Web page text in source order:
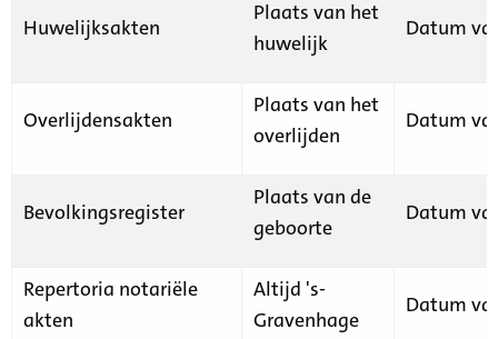
Huwelijksakten
Plaats van het
huwelijk
Datum
Overlijdensakten
Plaats van het
overlijden
Datum
Bevolkingsregister
Plaats van de
geboorte
Datum
Repertoria notariële
akten
Altijd 's-
Gravenhage
Datum